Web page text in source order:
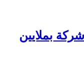
بملايين